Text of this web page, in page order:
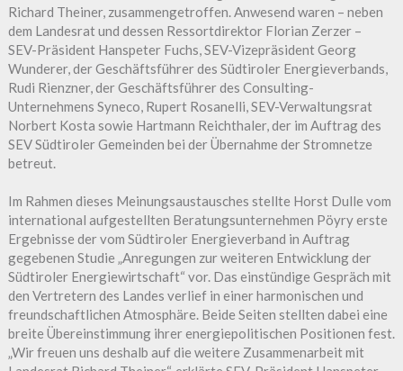
Richard Theiner, zusammengetroffen. Anwesend waren – neben
dem Landesrat und dessen Ressortdirektor Florian Zerzer –
SEV-Präsident Hanspeter Fuchs, SEV-Vizepräsident Georg
Wunderer, der Geschäftsführer des Südtiroler Energieverbands,
Rudi Rienzner, der Geschäftsführer des Consulting-
Unternehmens Syneco, Rupert Rosanelli, SEV-Verwaltungsrat
Norbert Kosta sowie Hartmann Reichthaler, der im Auftrag des
SEV Südtiroler Gemeinden bei der Übernahme der Stromnetze
betreut.
Im Rahmen dieses Meinungsaustausches stellte Horst Dulle vom
international aufgestellten Beratungsunternehmen Pöyry erste
Ergebnisse der vom Südtiroler Energieverband in Auftrag
gegebenen Studie „Anregungen zur weiteren Entwicklung der
Südtiroler Energiewirtschaft“ vor. Das einstündige Gespräch mit
den Vertretern des Landes verlief in einer harmonischen und
freundschaftlichen Atmosphäre. Beide Seiten stellten dabei eine
breite Übereinstimmung ihrer energiepolitischen Positionen fest.
„Wir freuen uns deshalb auf die weitere Zusammenarbeit mit